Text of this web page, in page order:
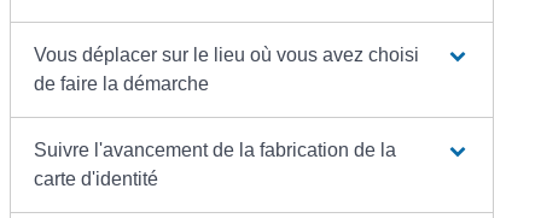
Vous déplacer sur le lieu où vous avez choisi
de faire la démarche
Suivre l'avancement de la fabrication de la
carte d'identité